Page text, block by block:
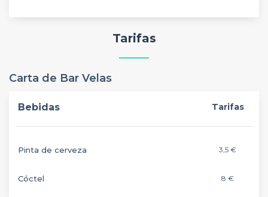
Tarifas
Carta de Bar Velas
Bebidas Tarifas
Pinta de cerveza 3,5 €
Cóctel 8 €